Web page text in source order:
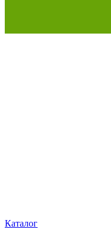
Каталог